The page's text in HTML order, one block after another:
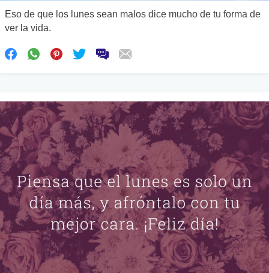
Eso de que los lunes sean malos dice mucho de tu forma de
ver la vida.